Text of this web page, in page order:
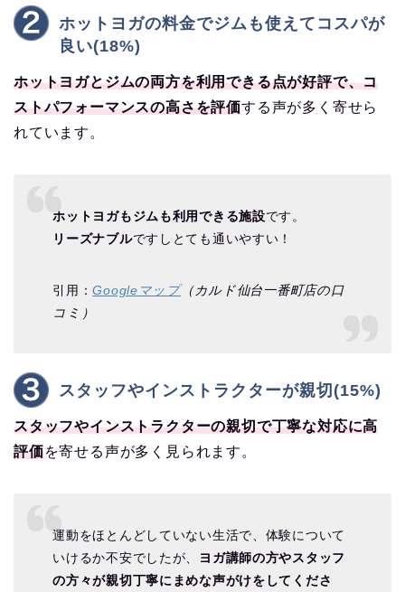
ホットヨガの料金でジムも使えてコスパが
良い(18%)
ホットヨガとジムの両方を利用できる点が好評で、コ
ストパフォーマンスの高さを評価する声が多く寄せら
れています。
ホットヨガもジムも利用できる施設です。
リーズナブルですしとても通いやすい！
引用：Googleマップ（カルド仙台一番町店の口
コミ）
スタッフやインストラクターが親切(15%)
スタッフやインストラクターの親切で丁寧な対応に高
評価を寄せる声が多く見られます。
運動をほとんどしていない生活で、体験について
いけるか不安でしたが、
ヨガ講師の方やスタッフ
の方々が親切丁寧にまめな声がけをしてくださ